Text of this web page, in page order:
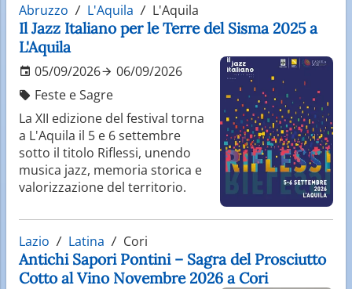
Abruzzo L'Aquila L'Aquila
Il Jazz Italiano per le Terre del Sisma 2025 a
L'Aquila
05/09/2026
06/09/2026
Feste e Sagre
La XII edizione del festival torna
a L'Aquila il 5 e 6 settembre
sotto il titolo Riflessi, unendo
musica jazz, memoria storica e
valorizzazione del territorio.
Lazio Latina Cori
Antichi Sapori Pontini – Sagra del Prosciutto
Cotto al Vino Novembre 2026 a Cori